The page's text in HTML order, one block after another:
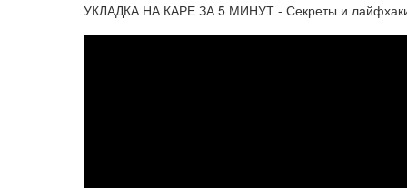
УКЛАДКА НА КАРЕ ЗА 5 МИНУТ - Секреты и